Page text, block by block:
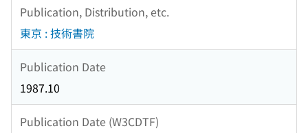
Publication, Distribution, etc.
東京 : 技術書院
Publication Date
1987.10
Publication Date (W3CDTF)